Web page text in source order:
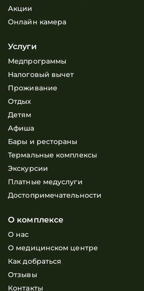
Акции
Онлайн камера
Услуги
Медпрограммы
Налоговый вычет
Проживание
Отдых
Детям
Афиша
Бары и рестораны
Термальные комплексы
Экскурсии
Платные медуслуги
Достопримечательности
О комплексе
О нас
О медицинском центре
Как добраться
Отзывы
Контакты